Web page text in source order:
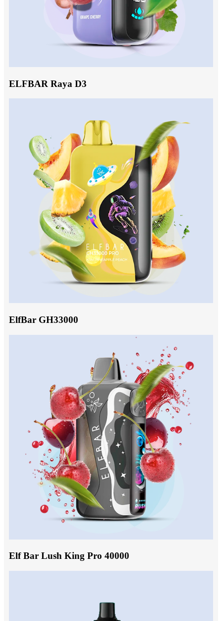
ELFBAR Raya D3
ElfBar GH33000
Elf Bar Lush King Pro 40000